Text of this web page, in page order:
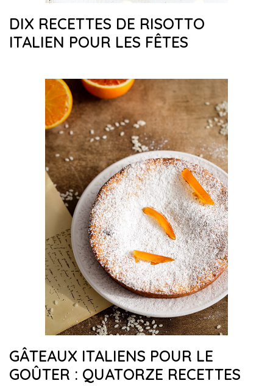
DIX RECETTES DE RISOTTO
ITALIEN POUR LES FÊTES
GÂTEAUX ITALIENS POUR LE
GOÛTER : QUATORZE RECETTES